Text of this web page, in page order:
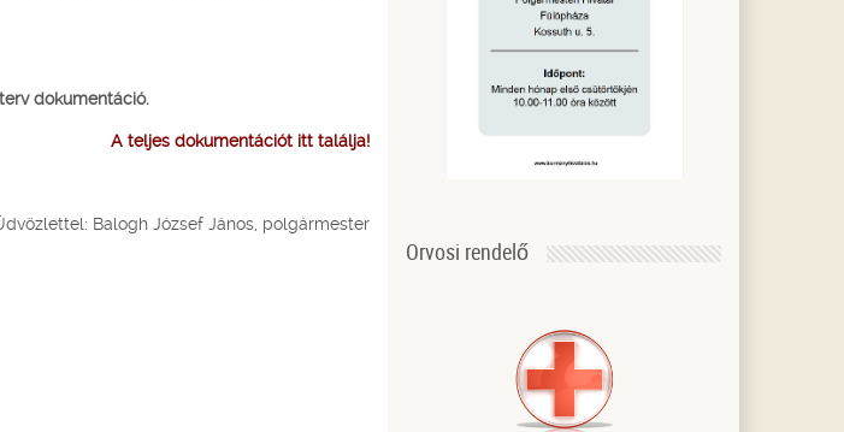
dokumentáció.
A teljes dokumentációt itt találja!
Balogh József János, polgármester
Orvosi rendelő